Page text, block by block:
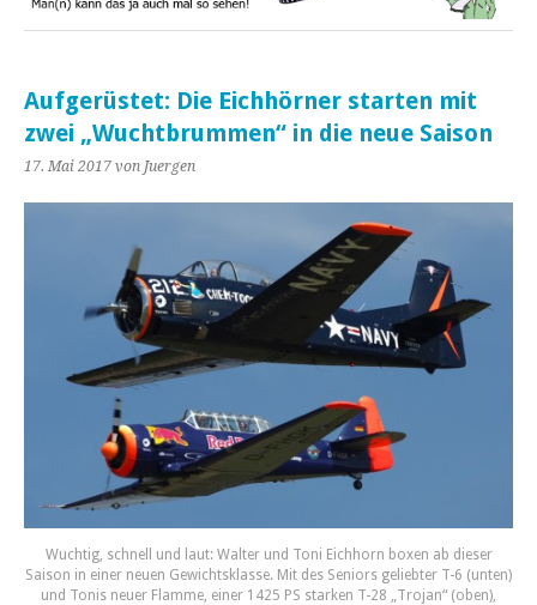
Aufgerüstet: Die Eichhörner starten mit
zwei „Wuchtbrummen“ in die neue Saison
17. Mai 2017 von Juergen
Wuchtig, schnell und laut: Walter und Toni Eichhorn boxen ab dieser
Saison in einer neuen Gewichtsklasse. Mit des Seniors geliebter T-6 (unten)
und Tonis neuer Flamme, einer 1425 PS starken T-28 „Trojan“ (oben),